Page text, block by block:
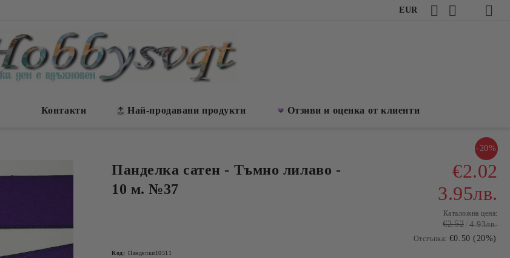
EUR
Контакти Най-продавани продукти Отзиви и оценка от клиенти
Панделка сатен - Тъмно лилаво -
10 м. №37
-20%
€2.02
3.95лв.
Каталожна цена:
€2.52 4.93лв.
Отстъпка: €0.50 (20%)
Код: Панделки10511